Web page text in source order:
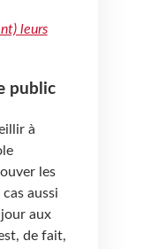
leurs
public
à
les
aussi
aux
de fait,